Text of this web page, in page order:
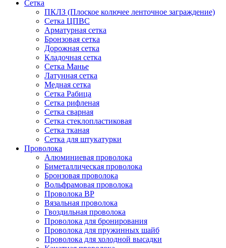
Сетка
ПКЛЗ (Плоское колючее ленточное заграждение)
Сетка ЦПВС
Арматурная сетка
Бронзовая сетка
Дорожная сетка
Кладочная сетка
Сетка Манье
Латунная сетка
Медная сетка
Сетка Рабица
Сетка рифленая
Сетка сварная
Сетка стеклопластиковая
Сетка тканая
Сетка для штукатурки
Проволока
Алюминиевая проволока
Биметаллическая проволока
Бронзовая проволока
Вольфрамовая проволока
Проволока ВР
Вязальная проволока
Гвоздильная проволока
Проволока для бронирования
Проволока для пружинных шайб
Проволока для холодной высадки